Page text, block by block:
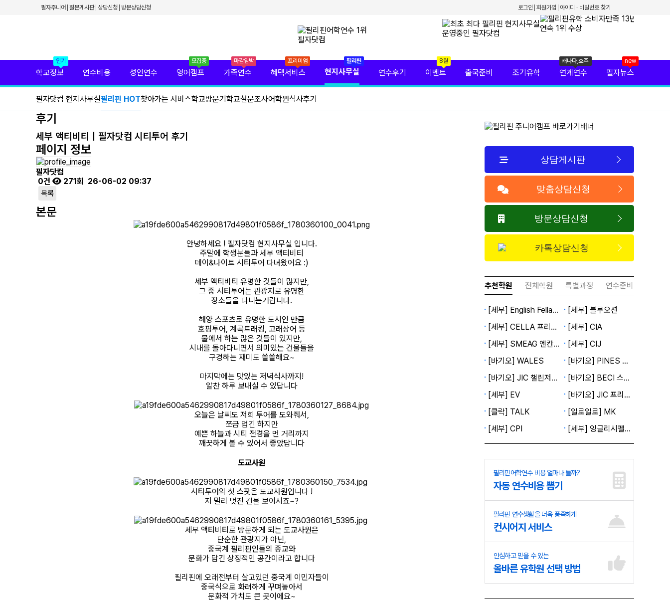
필자주니어 질문게시판 상담신청 방문상담신청 로그인 회원가입 아이디 · 비밀번호 찾기
필자닷컴 프리미엄 서비스
필자닷컴 현지 사무실
필자닷컴 이벤트
필리핀 출국준비
필리핀 조기유학
필리핀 연계연수
인기
학교정보 연수비용 성인연수
모집중
영어캠프
마감임박
가족연수
프리미엄
혜택서비스
필리핀
현지사무실 연수후기
8월
이벤트 출국준비 조기유학
캐나다,호주
연계연수
new
필자뉴스
필자닷컴 현지사무실필리핀 HOT찾아가는 서비스학교방문기학교설문조사어학원식사후기
후기
세부 액티비티｜필자닷컴 시티투어 후기
페이지 정보
필자닷컴
0건
271회 26-06-02 09:37
목록
본문
안녕하세요 ! 필자닷컴 현지사무실 입니다.
주말에 학생분들과 세부 액티비티
데이&나이트 시티투어 다녀왔어요 :)
세부 액티비티 유명한 것들이 많지만,
그 중 시티투어는 관광지로 유명한
장소들을 다니는거랍니다.
해양 스포츠로 유명한 도시인 만큼
호핑투어, 계곡트래킹, 고래상어 등
물에서 하는 많은 것들이 있지만,
시내를 돌아다니면서 의미있는 건물들을
구경하는 재미도 쏠쏠해요~
마지막에는 맛있는 저녁식사까지!
알찬 하루 보내실 수 있답니다
오늘은 날씨도 저희 투어를 도와줘서,
쪼금 덥긴 하지만
예쁜 하늘과 시티 전경을 먼 거리까지
깨끗하게 볼 수 있어서 좋았답니다
도교사원
시티투어의 첫 스팟은 도교사원입니다 !
저 멀리 멋진 건물 보이시죠~?
세부 액티비티로 방문하게 되는 도교사원은
단순한 관광지가 아닌,
중국계 필리핀인들의 종교와
문화가 담긴 상징적인 공간이라고 합니다
필리핀에 오래전부터 살고있던 중국계 이민자들이
중국식으로 화려하게 꾸며놓아서
문화적 가치도 큰 곳이에요~
상담게시판
맞춤상담신청
방문상담신청
카톡상담신청
추천학원 전체학원 특별과정 연수준비
[세부] English Fella 2캠퍼스
[세부] 블루오션
[세부] CELLA 프리미엄캠퍼스
[세부] CIA
[세부] SMEAG 엔칸토캠퍼스
[세부] CIJ
[바기오] WALES
[바기오] PINES 메인캠퍼스
[바기오] JIC 챌린저캠퍼스
[바기오] BECI 스파르타캠퍼스
[세부] EV
[바기오] JIC 프리미엄캠퍼스
[클락] TALK
[일로일로] MK
[세부] CPI
[세부] 잉글리시펠라 1캠퍼스
필리핀어학연수 비용 얼마나 들까?
자동 연수비용 뽑기
필리핀 연수생활을 더욱 풍족하게
컨시어지 서비스
안심하고 믿을 수 있는
올바른 유학원 선택 방법